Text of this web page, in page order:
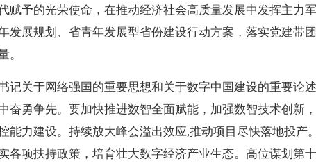
赋予的光荣使命，在推动经济社会高质量发展中发挥主力
发展规划、省青年发展型省份建设行动方案，落实党建带
。
记关于网络强国的重要思想和关于数字中国建设的重要论
奋勇争先。要加快推进数智全面赋能，加强数智技术创新
能力建设。持续放大峰会溢出效应,推动项目尽快落地投产
各项扶持政策，培育壮大数字经济产业生态。高位谋划第